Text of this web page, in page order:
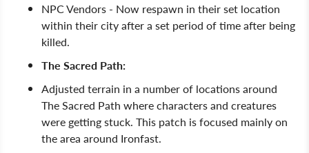
NPC Vendors - Now respawn in their set location
within their city after a set period of time after being
killed.
The Sacred Path:
Adjusted terrain in a number of locations around
The Sacred Path where characters and creatures
were getting stuck. This patch is focused mainly on
the area around Ironfast.